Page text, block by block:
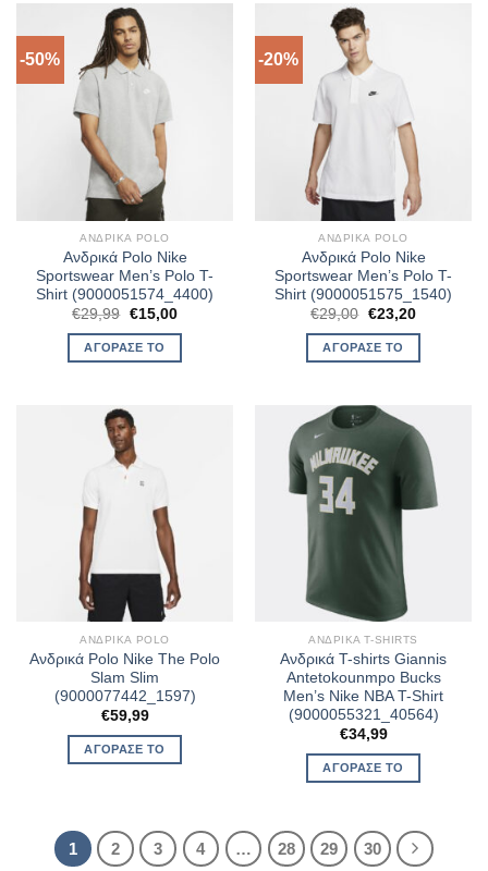
-50%
ΑΝΔΡΙΚΆ POLO
Ανδρικά Polo Nike
Sportswear Men’s Polo T-
Shirt (9000051574_4400)
€29,99 Original
was:
€29,99.
€15,00Η
ΑΓΌΡΑΣΈ ΤΟ
-20%
ΑΝΔΡΙΚΆ POLO
Ανδρικά Polo Nike
Sportswear Men’s Polo T-
Shirt (9000051575_1540)
€29,00 Original
was:
€29,00.
€23,20Η
ΑΓΌΡΑΣΈ ΤΟ
ΑΝΔΡΙΚΆ POLO
Ανδρικά Polo Nike The Polo
Slam Slim
(9000077442_1597)
€59,99
ΑΓΌΡΑΣΈ ΤΟ
ΑΝΔΡΙΚΆ T-SHIRTS
Ανδρικά T-shirts Giannis
Antetokounmpo Bucks
Men’s Nike NBA T-Shirt
(9000055321_40564)
€34,99
ΑΓΌΡΑΣΈ ΤΟ
1 2 3 4 … 28 29 30